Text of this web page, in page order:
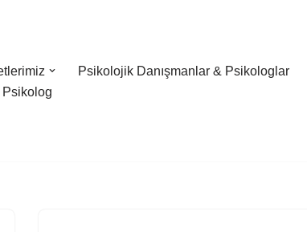
Psikolojik Danışmanlar & Psikologlar